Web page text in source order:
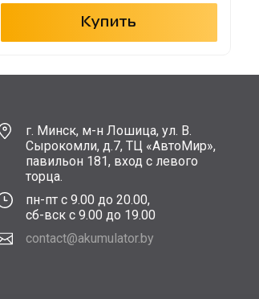
Купить
г. Минск, м-н Лошица, ул. В.
Сырокомли, д.7, ТЦ «АвтоМир»,
павильон 181, вход с левого
торца.
пн-пт с 9.00 до 20.00,
сб-вск с 9.00 до 19.00
contact@akumulator.by